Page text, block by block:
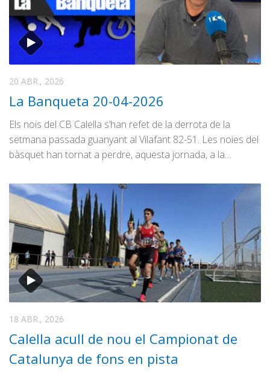
20 ABR., 2026
La Banqueta 20-04-2026
Els nois del CB Calella s’han refet de la derrota de la
setmana passada guanyant al Vilafant 82-51. Les noies del
bàsquet han tornat a perdre, aquesta jornada, a la…
18 ABR., 2026
Calella acull de nou el Campionat de
Catalunya de fons en pista